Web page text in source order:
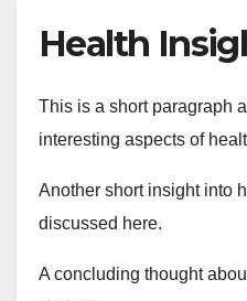
Health
This is a short paragraph
interesting aspects of
Another short insight into
discussed here.
A concluding thought